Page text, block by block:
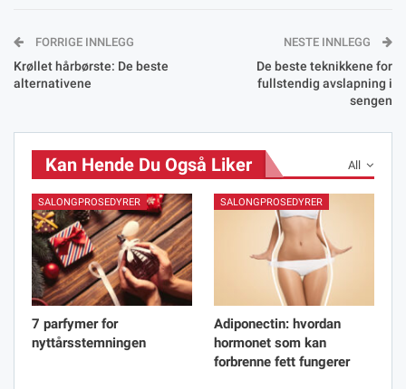
FORRIGE INNLEGG
Krøllet hårbørste: De beste
alternativene
NESTE INNLEGG
De beste teknikkene for
fullstendig avslapning i
sengen
All
Kan Hende Du Også Liker
SALONGPROSEDYRER
7 parfymer for
nyttårsstemningen
SALONGPROSEDYRER
Adiponectin: hvordan
hormonet som kan
forbrenne fett fungerer